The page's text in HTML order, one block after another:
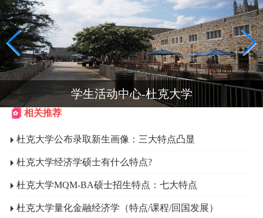
学生活动中心-杜克大学
相关推荐
杜克大学公布录取新生画像：三大特点凸显
杜克大学经济学硕士有什么特点?
杜克大学MQM-BA硕士招生特点：七大特点
杜克大学量化金融经济学（特点/课程/回国发展）